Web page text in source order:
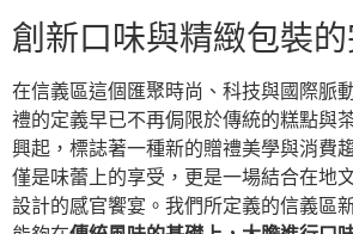
創新口味與精緻包裝
在信義區這個匯聚時尚、科技與國際脈
禮的定義早已不再侷限於傳統的糕點與
興起，標誌著一種新的贈禮美學與消費
僅是味蕾上的享受，更是一場結合在地
設計的感官饗宴。我們所定義的信義區